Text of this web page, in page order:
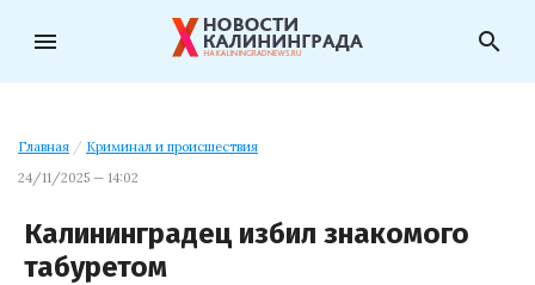
menu search
Главная / Криминал и происшествия
24/11/2025 — 14:02
Калининградец избил знакомого
табуретом